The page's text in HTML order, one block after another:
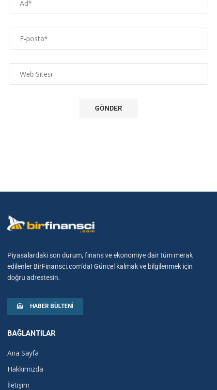
Piyasalardaki son durum, finans ve ekonomiye dair tüm merak
edilenler BirFinansci.com’da! Güncel kalmak ve bilgilenmek için
doğru adrestesin.
HABER BÜLTENI
BAĞLANTILAR
Ana Sayfa
Hakkımızda
İletişim